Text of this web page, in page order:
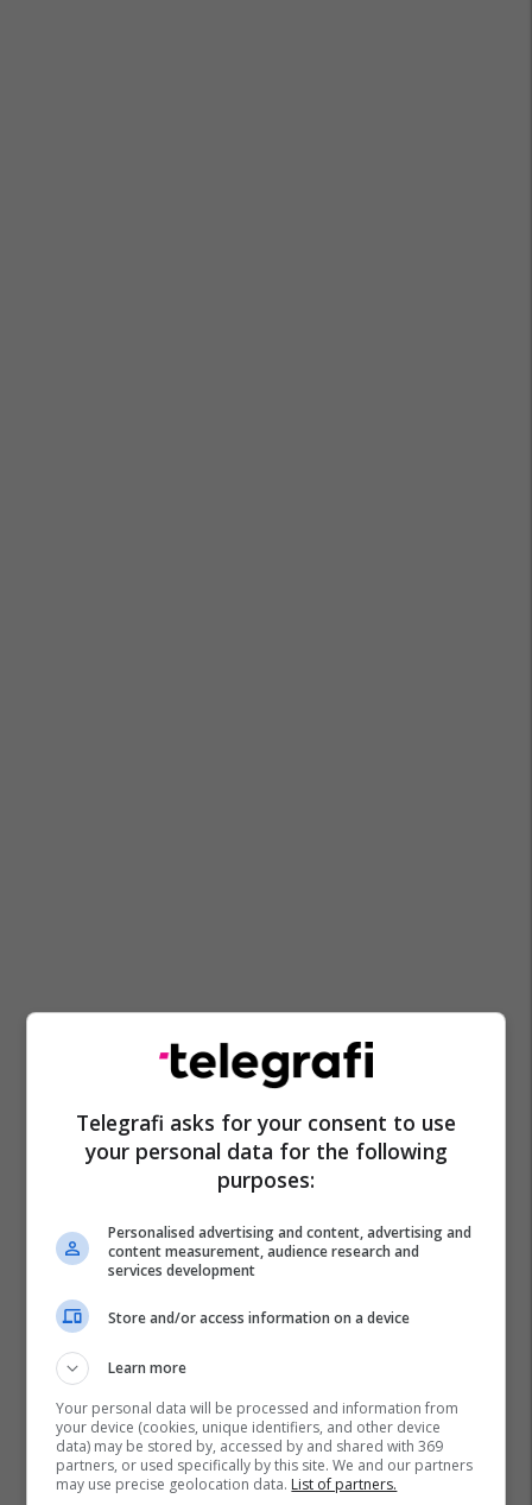
Telegrafi asks for your consent to use
your personal data for the following
purposes:
Personalised advertising and content, advertising and
content measurement, audience research and
services development
Store and/or access information on a device
Learn more
Your personal data will be processed and information from
your device (cookies, unique identifiers, and other device
data) may be stored by, accessed by and shared with 369
partners, or used specifically by this site. We and our partners
may use precise geolocation data. List of partners.